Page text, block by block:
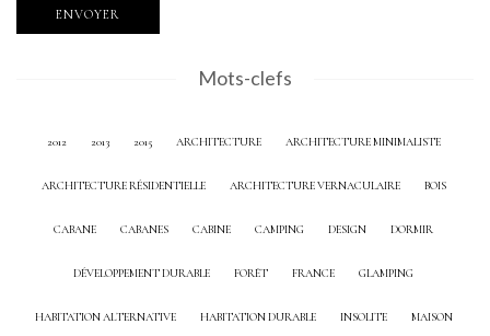
Mots-clefs
2012 2013 2015 ARCHITECTURE ARCHITECTURE MINIMALISTE
ARCHITECTURE RÉSIDENTIELLE ARCHITECTURE VERNACULAIRE BOIS
CABANE CABANES CABINE CAMPING DESIGN DORMIR
DÉVELOPPEMENT DURABLE FORÊT FRANCE GLAMPING
HABITATION ALTERNATIVE HABITATION DURABLE INSOLITE MAISON